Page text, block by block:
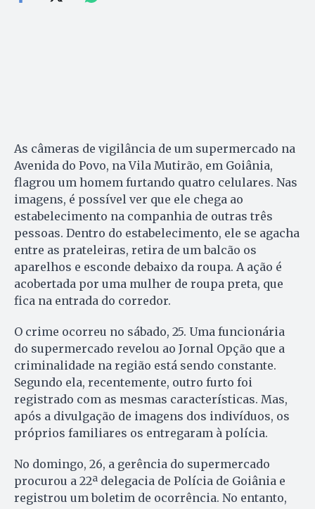
As câmeras de vigilância de um supermercado na
Avenida do Povo, na Vila Mutirão, em Goiânia,
flagrou um homem furtando quatro celulares. Nas
imagens, é possível ver que ele chega ao
estabelecimento na companhia de outras três
pessoas. Dentro do estabelecimento, ele se agacha
entre as prateleiras, retira de um balcão os
aparelhos e esconde debaixo da roupa. A ação é
acobertada por uma mulher de roupa preta, que
fica na entrada do corredor.
O crime ocorreu no sábado, 25. Uma funcionária
do supermercado revelou ao Jornal Opção que a
criminalidade na região está sendo constante.
Segundo ela, recentemente, outro furto foi
registrado com as mesmas características. Mas,
após a divulgação de imagens dos indivíduos, os
próprios familiares os entregaram à polícia.
No domingo, 26, a gerência do supermercado
procurou a 22ª delegacia de Polícia de Goiânia e
registrou um boletim de ocorrência. No entanto,